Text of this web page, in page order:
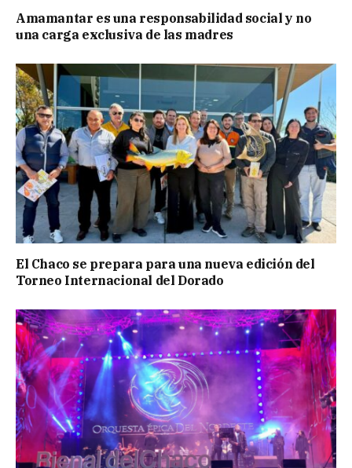
Amamantar es una responsabilidad social y no
una carga exclusiva de las madres
El Chaco se prepara para una nueva edición del
Torneo Internacional del Dorado